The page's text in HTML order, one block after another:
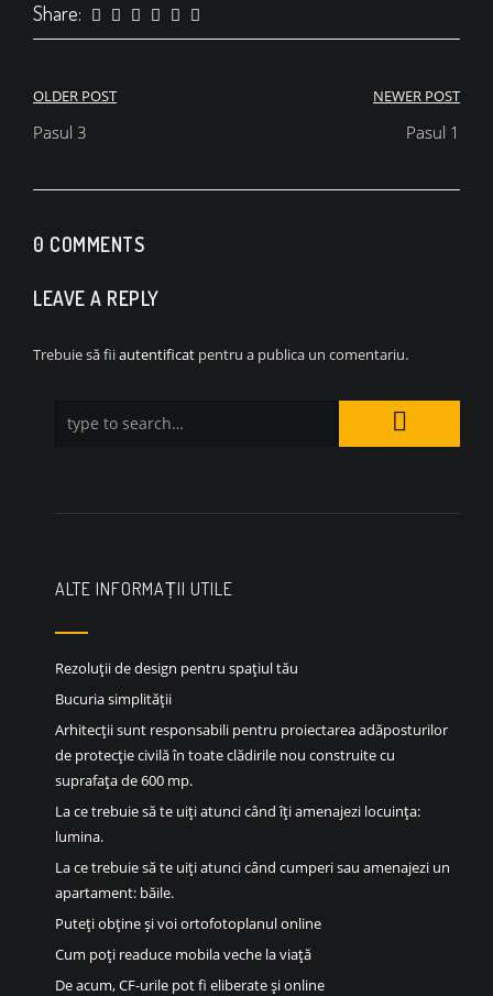
Share:
Navigare
în
articole
OLDER POST
Pasul 3
NEWER POST
Pasul 1
0 COMMENTS
LEAVE A REPLY
Trebuie să fiiautentificat pentru a publica un comentariu.
ALTE INFORMAȚII UTILE
Rezoluții de design pentru spațiul tău
Bucuria simplității
Arhitecții sunt responsabili pentru proiectarea adăposturilor
de protecție civilă în toate clădirile nou construite cu
suprafața de 600 mp.
La ce trebuie să te uiți atunci când îți amenajezi locuința:
lumina.
La ce trebuie să te uiți atunci când cumperi sau amenajezi un
apartament: băile.
Puteți obține și voi ortofotoplanul online
Cum poți readuce mobila veche la viață
De acum, CF-urile pot fi eliberate și online